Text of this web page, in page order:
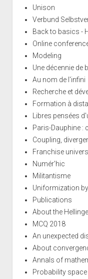
Unison
Verbund
Back to basics -
Online
Modeling
Une décennie de
Au nom de l'infini
Recherche et
Formation à
Libres pensées
Paris-Dauphine :
Coupling,
Franchise
Numér'hic
Militantisme
Uniformization
Publications
About the
MCQ 2018
An unexpected
About
Annals of
Probability space